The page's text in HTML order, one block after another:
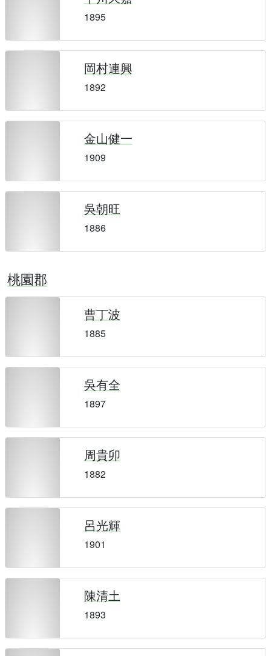
1895
岡村連興
1892
金山健一
1909
吳朝旺
1886
桃園郡
曹丁波
1885
吳有全
1897
周貴卯
1882
呂光輝
1901
陳清土
1893